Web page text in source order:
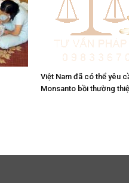
Việt Nam đã có thể yêu
Monsanto bồi thường